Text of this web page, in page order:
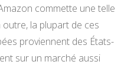
commette une telle
la plupart de ces
proviennent des États-
sur un marché aussi